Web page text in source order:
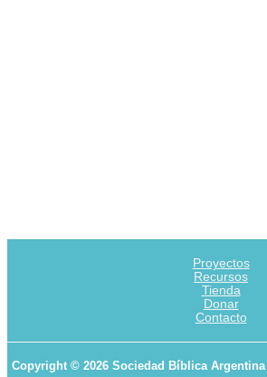
Proyectos
Recursos
Tienda
Donar
Contacto
Copyright © 2026 Sociedad Bíblica Argentina